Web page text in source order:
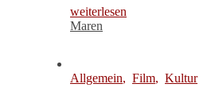
weiterlesen
Maren
Allgemein, Film, Kultur